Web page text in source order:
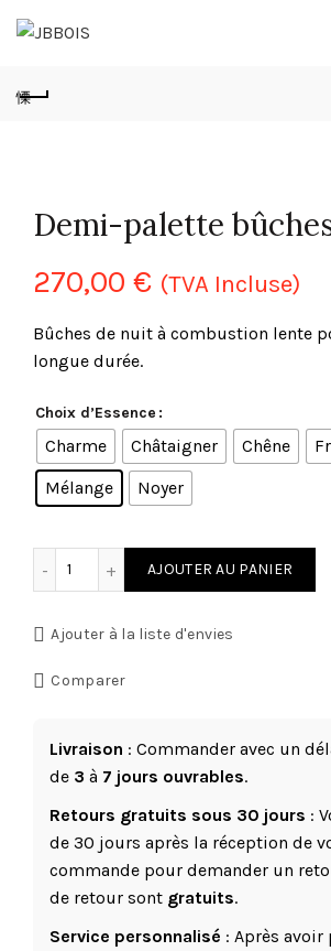
Demi-palette
270,00 € (TVA Incluse)
Bûches de nuit à combustion lente
longue durée.
Choix d’Essence
Charme Châtaigner Chêne
Mélange
Noyer
AJOUTER AU PANIER
Ajouter à la liste d'envies
Comparer
Livraison : Commander avec un
de 3 à 7 jours ouvrables.
Retours gratuits sous 30 jours :
de 30 jours après la réception de
commande pour demander un
de retour sont gratuits.
Service personnalisé : Après avoir